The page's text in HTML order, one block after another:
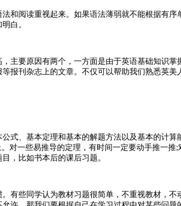
和阅读重视起来。如果语法薄弱就不能根据有
白。
主要原因有两个，一方面是由于英语基础知识
报刊杂志上的文章。不仅可以帮助我们熟悉英
式、基本定理和基本的解题方法以及基本的计
对一些易推导的定理，有时间一定要动手推一
，比如书本后的课后习题。
有些同学认为教材习题很简单，不重视教材，